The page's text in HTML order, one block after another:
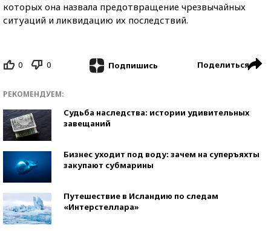
которых она назвала предотвращение чрезвычайных
ситуаций и ликвидацию их последствий.
0 0 Подпишись Поделиться
РЕКОМЕНДУЕМ:
Судьба наследства: истории удивительных
завещаний
Бизнес уходит под воду: зачем на суперъяхты
закупают субмарины
Путешествие в Исландию по следам
«Интерстеллара»